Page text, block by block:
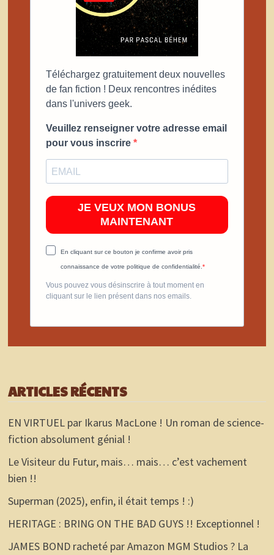
Téléchargez gratuitement deux nouvelles
de fan fiction ! Deux rencontres inédites
dans l'univers geek.
Veuillez renseigner votre adresse email
pour vous inscrire
JE VEUX MON BONUS
MAINTENANT
En cliquant sur ce bouton je confirme avoir pris
connaissance de votre politique de confidentialité.
Vous pouvez vous désinscrire à tout moment en
cliquant sur le lien présent dans nos emails.
ARTICLES RÉCENTS
EN VIRTUEL par Ikarus MacLone ! Un roman de science-
fiction absolument génial !
Le Visiteur du Futur, mais… mais… c’est vachement
bien !!
Superman (2025), enfin, il était temps ! :)
HERITAGE : BRING ON THE BAD GUYS !! Exceptionnel !
JAMES BOND racheté par Amazon MGM Studios ? La